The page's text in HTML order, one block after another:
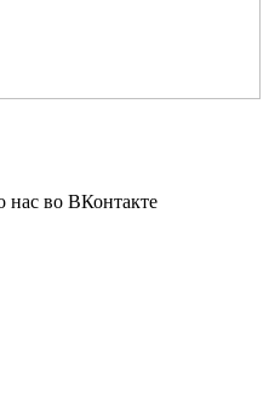
нас во ВКонтакте